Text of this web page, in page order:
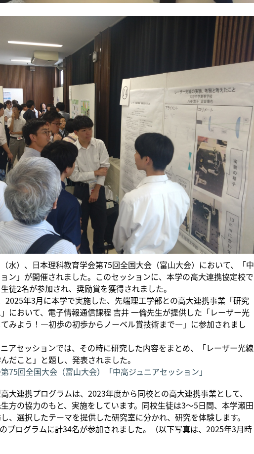
水）、日本理科教育学会第75回全国大会（富山大会）において、「中
ン」が開催されました。このセッションに、本学の高大連携協定校で
徒2名が参加され、奨励賞を獲得されました。
2025年3月に本学で実施した、先端理工学部との高大連携事業「研究
において、電子情報通信課程 吉井 一倫先生が提供した「レーザー光
みよう！―初歩の初歩からノーベル賞技術まで―」に参加されまし
アセッションでは、その時に研究した内容をまとめ、「レーザー光線
だこと」と題し、発表されました。
75回全国大会（富山大会）「中高ジュニアセッション」
大連携プログラムは、2023年度から同校との高大連携事業として、
方の協力のもと、実施をしています。同校生徒は3～5日間、本学瀬田
、選択したテーマを提供した研究室に分かれ、研究を体験します。
プログラムに計34名が参加されました。（以下写真は、2025年3月時